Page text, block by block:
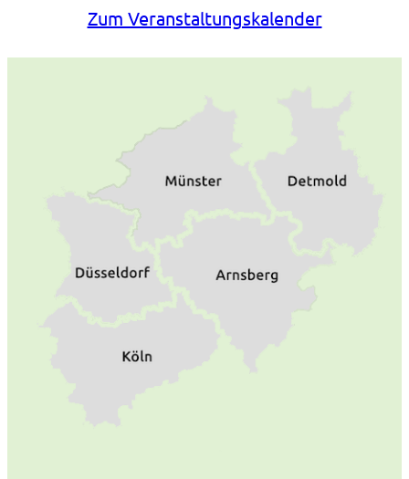
Zum Veranstaltungskalender